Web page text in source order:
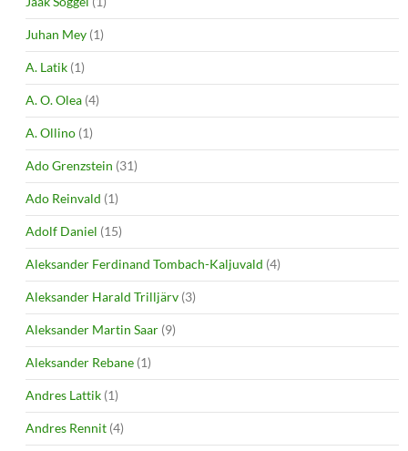
Juhan Mey (1)
A. Latik (1)
A. O. Olea (4)
A. Ollino (1)
Ado Grenzstein (31)
Ado Reinvald (1)
Adolf Daniel (15)
Aleksander Ferdinand Tombach-Kaljuvald (4)
Aleksander Harald Trilljärv (3)
Aleksander Martin Saar (9)
Aleksander Rebane (1)
Andres Lattik (1)
Andres Rennit (4)